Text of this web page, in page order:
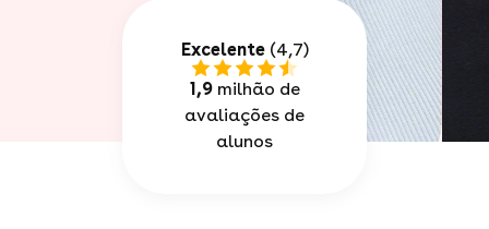
Excelente(4,7)
1,9milhão de
avaliações de
alunos